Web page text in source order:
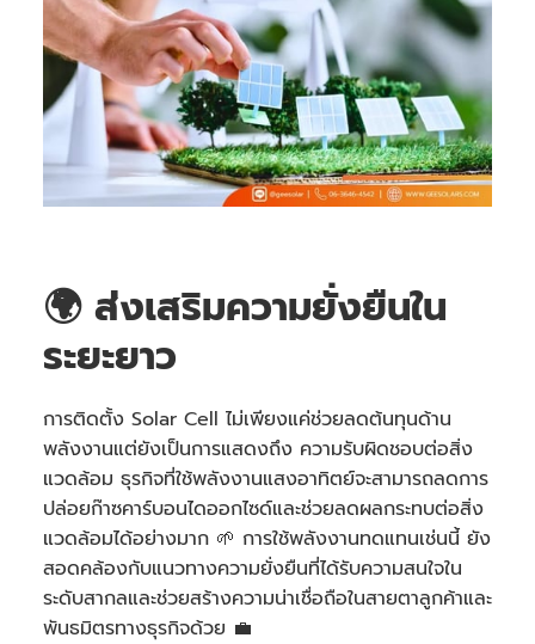
🌍 ส่งเสริมความยั่งยืนใน
ระยะยาว
การติดตั้ง Solar Cell ไม่เพียงแค่ช่วยลดต้นทุนด้าน
พลังงานแต่ยังเป็นการแสดงถึง ความรับผิดชอบต่อสิ่ง
แวดล้อม ธุรกิจที่ใช้พลังงานแสงอาทิตย์จะสามารถลดการ
ปล่อยก๊าซคาร์บอนไดออกไซด์และช่วยลดผลกระทบต่อสิ่ง
แวดล้อมได้อย่างมาก 🌱 การใช้พลังงานทดแทนเช่นนี้ ยัง
สอดคล้องกับแนวทางความยั่งยืนที่ได้รับความสนใจใน
ระดับสากลและช่วยสร้างความน่าเชื่อถือในสายตาลูกค้าและ
พันธมิตรทางธุรกิจด้วย 💼